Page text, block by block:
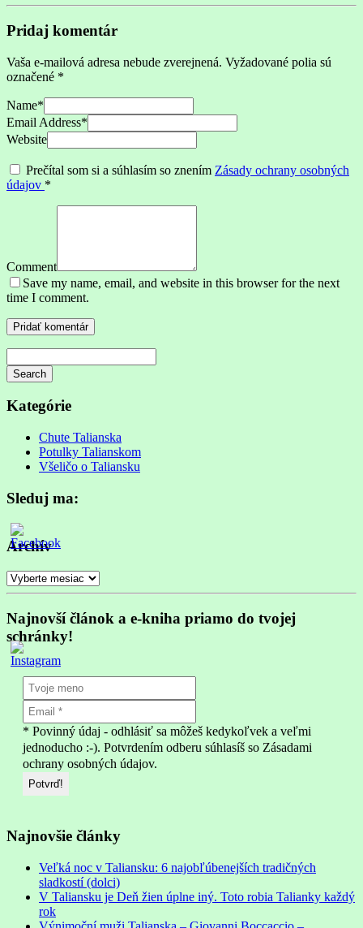
Pridaj komentár
Vaša e-mailová adresa nebude zverejnená. Vyžadované polia sú
označené *
Name*
Email Address*
Website
Prečítal som si a súhlasím so znením Zásady ochrany osobných
údajov *
Comment
Save my name, email, and website in this browser for the next
time I comment.
Search
is
progress
Kategórie
Chute Talianska
Potulky Talianskom
Všeličo o Taliansku
Sleduj ma:
Archív
Archív
Najnovší článok a e-kniha priamo do tvojej
schránky!
* Povinný údaj - odhlásiť sa môžeš kedykoľvek a veľmi
jednoducho :-). Potvrdením odberu súhlasíš so Zásadami
ochrany osobných údajov.
Najnovšie články
Veľká noc v Taliansku: 6 najobľúbenejších tradičných
sladkostí (dolci)
V Taliansku je Deň žien úplne iný. Toto robia Talianky každý
rok